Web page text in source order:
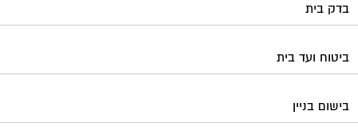
בדק בית
ביטוח ועד בית
בישום בניין